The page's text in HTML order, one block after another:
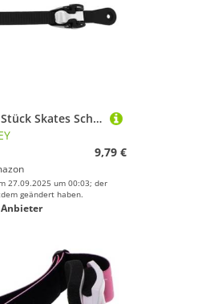
TOBBOMEY 2 Stück Skates Schnallenriemen Teiliges Verstellbare Fixiergurte Ersatzteile für Skaterschuhe Roller Skates Zubehör Strapazierfähig und Komfortabel
9,79 €
27.09.2025 um 00:03; der
geändert haben.